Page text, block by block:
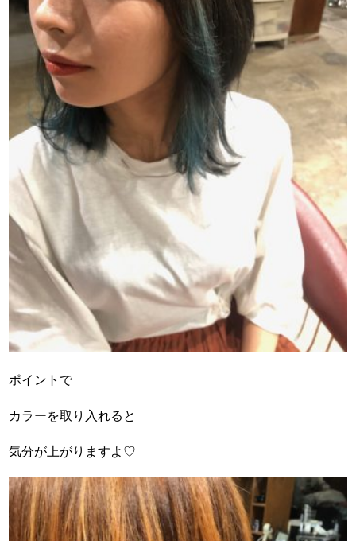
ポイントで
カラーを取り入れると
気分が上がりますよ♡